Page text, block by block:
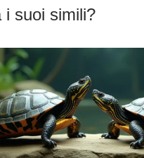
i suoi simili?